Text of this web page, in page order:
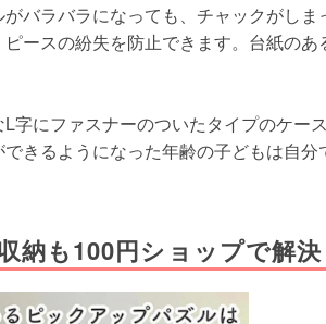
バラバラになっても、チャックがし
ースの紛失を防止できます。台紙の
字にファスナーのついたタイプのケー
きるようになった年齢の子どもは自
納も100円ショップで解決